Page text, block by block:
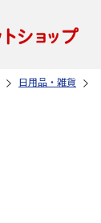
日用品・雑貨